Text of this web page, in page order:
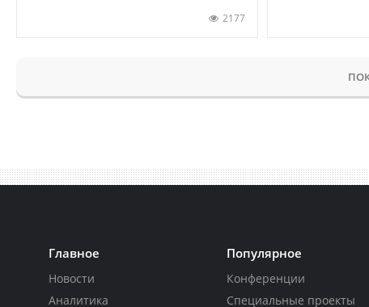
2177
Главное
Новости
Аналитика
Популярное
Конференции
Специальные проекты